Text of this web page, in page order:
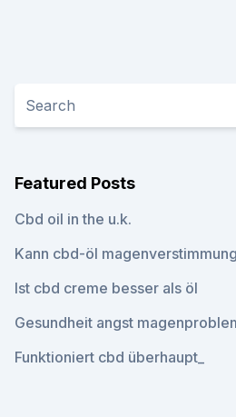
Featured Posts
Cbd oil in the u.k.
Kann cbd-öl
Ist cbd creme besser als öl
Gesundheit angst
Funktioniert cbd überhaupt_